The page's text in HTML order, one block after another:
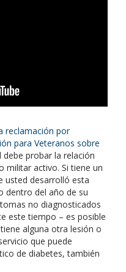
reclamación por
para Veteranos sobre
debe probar la relación
militar activo. Si tiene un
usted desarrolló esta
dentro del año de su
no diagnosticados
este tiempo – es posible
alguna otra lesión o
que puede
de diabetes, también